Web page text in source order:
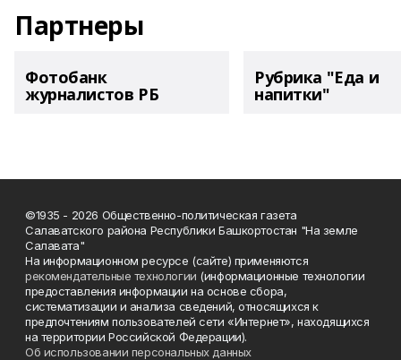
Партнеры
Фотобанк
журналистов РБ
Рубрика "Еда и
напитки"
©1935 - 2026 Общественно-политическая газета
Салаватского района Республики Башкортостан "На земле
Салавата"
На информационном ресурсе (сайте) применяются
рекомендательные технологии (информационные технологии
предоставления информации на основе сбора,
систематизации и анализа сведений, относящихся к
предпочтениям пользователей сети «Интернет», находящихся
на территории Российской Федерации).
Об использовании персональных данных